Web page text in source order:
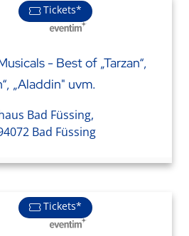
Tickets*
- Best of „Tarzan“,
„Aladdin" uvm.
Bad Füssing,
Bad Füssing
Tickets*